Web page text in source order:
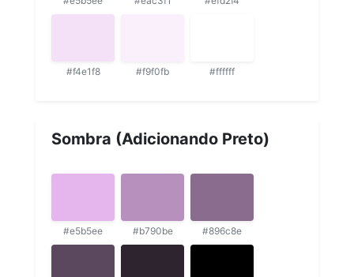
#f4e1f8 #f9f0fb #ffffff
Sombra (Adicionando Preto)
#e5b5ee #b790be #896c8e